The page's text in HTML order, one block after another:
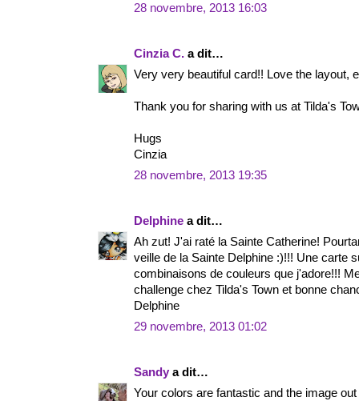
28 novembre, 2013 16:03
Cinzia C. a dit…
Very very beautiful card!! Love the layout,
Thank you for sharing with us at Tilda's
Hugs
Cinzia
28 novembre, 2013 19:35
Delphine a dit…
Ah zut! J'ai raté la Sainte Catherine!
veille de la Sainte Delphine :)!!! Une carte
combinaisons de couleurs que j'adore!!!
challenge chez Tilda's Town et bonne
Delphine
29 novembre, 2013 01:02
Sandy a dit…
Your colors are fantastic and the image